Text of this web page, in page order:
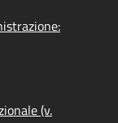
(v.